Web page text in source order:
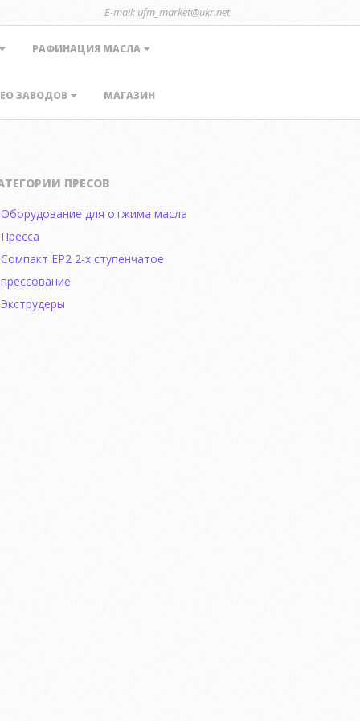
E-mail: ufm_market@ukr.net
РАФИНАЦИЯ МАСЛА
ЗАВОДОВ МАГАЗИН
ПРЕСОВ
Оборудование для отжима масла
Пресса
Сомпакт EP2 2-х ступенчатое
прессование
Экструдеры